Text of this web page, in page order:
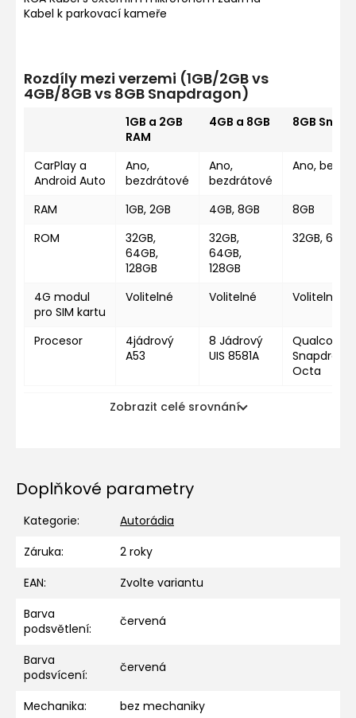
Kabel k parkovací kameře
Rozdíly mezi verzemi (1GB/2GB vs
4GB/8GB vs 8GB Snapdragon)
1GB a 2GB
RAM
4GB a 8GB 8GB
CarPlay a
Android Auto
Ano,
bezdrátové
Ano,
bezdrátové
Ano,
RAM 1GB, 2GB 4GB, 8GB
8GB
ROM
32GB,
64GB,
128GB
32GB,
64GB,
128GB
32GB,
4G modul
pro SIM kartu
Volitelné Volitelné Volitelné
Procesor
4jádrový
A53
8 Jádrový
UIS 8581A
Octa
Zobrazit celé srovnání
Doplňkové parametry
Kategorie:
Autorádia
Záruka:
2 roky
EAN:
Zvolte variantu
Barva
podsvětlení: červená
Barva
podsvícení: červená
Mechanika:
bez mechaniky